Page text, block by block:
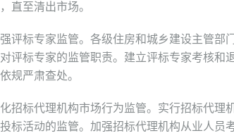
直至清出市场。
标专家监管。各级住房和城乡建设主管部
评标专家的监管职责。建立评标专家考核
规严肃查处。
标代理机构市场行为监管。实行招标代理
标活动的监管。加强招标代理机构从业人